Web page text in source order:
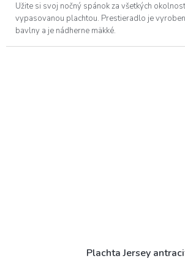
Užite si svoj nočný spánok za všetkých
vypasovanou plachtou. Prestieradlo je
bavlny a je nádherne mäkké.
Plachta Jersey